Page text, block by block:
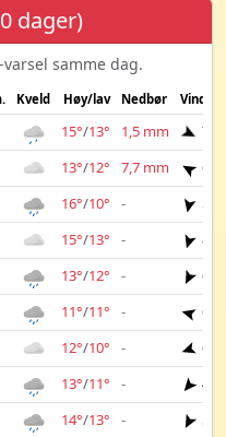
dager)
samme dag.
Kveld Høy/lav Nedbør Vind
15°/13° 1,5 mm
7
13°/12° 7,7 mm
6
16°/10° -
5
15°/13° -
8
13°/12° -
6
11°/11° -
6
12°/10° -
6
13°/11° -
4
14°/13° - 5